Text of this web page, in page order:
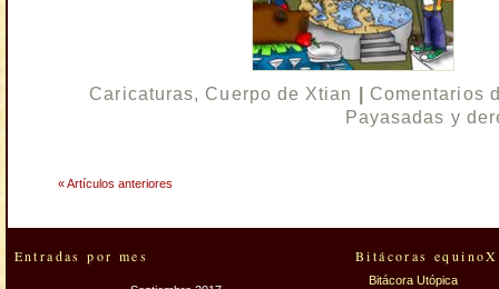
Caricaturas, Cuerpo de Xtian
Comentarios
Payasadas y
« Artículos anteriores
Entradas por mes Bitácoras
Bitácora Utópica